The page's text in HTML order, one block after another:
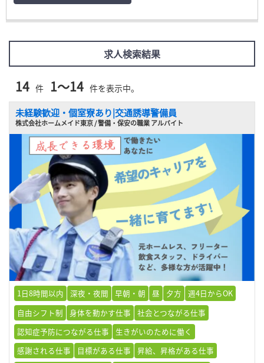
求人検索結果
14 件 1～14 件を表示中。
未経験歓迎・個室寮あり|交通誘導警備員
株式会社ホームメイド東京 / 警備・保安の職業 アルバイト
1日8時間以内 深夜・夜間 早朝・朝 昼 夕方
週4日からOK
自由シフト制
身体を動かす仕事
社会とつながる仕事
認知症予防につながる仕事
生きがいのために働く
感謝される仕事
目標がある仕事
昇給、昇格がある仕事